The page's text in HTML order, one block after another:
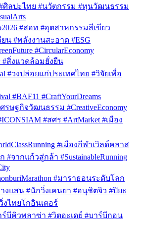
#ศิลปะไทย #นวัตกรรม #ทุนวัฒนธรรม
#สอท #อุตสาหกรรมสีเขียว
น #พลังงานสะอาด #ESG
#CircularEconomy
#สิ่งแวดล้อมยั่งยืน
#วงปล่อยแก่ประเทศไทย #วิจัยเพื่อ
#BAF11 #CraftYourDreams
ศรษฐกิจวัฒนธรรม #CreativeEconomy
#สศร #ArtMarket #เมือง
#เมืองกีฬาเวิลด์คลาส
จากแก้วสู่กล้า #SustainableRunning
#มาราธอนระดับโลก
างแสน #นักวิ่งเคนยา #อนุชิตจิว #ปิยะ
ไทยโกอินเตอร์
ร์บีคิวพลาซ่า #วิตอะเดย์ #บาร์บีกอน